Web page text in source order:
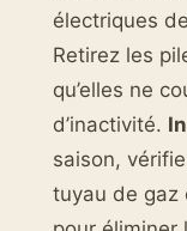
électriques
Retirez les
qu’elles ne
d’inactivité.
saison,
tuyau de gaz